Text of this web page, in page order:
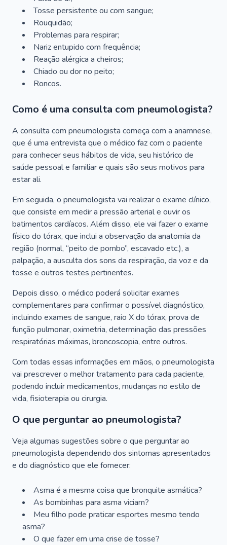
Tosse persistente ou com sangue;
Rouquidão;
Problemas para respirar;
Nariz entupido com frequência;
Reação alérgica a cheiros;
Chiado ou dor no peito;
Roncos.
Como é uma consulta com pneumologista?
A consulta com pneumologista começa com a anamnese,
que é uma entrevista que o médico faz com o paciente
para conhecer seus hábitos de vida, seu histórico de
saúde pessoal e familiar e quais são seus motivos para
estar ali.
Em seguida, o pneumologista vai realizar o exame clínico,
que consiste em medir a pressão arterial e ouvir os
batimentos cardíacos. Além disso, ele vai fazer o exame
físico do tórax, que inclui a observação da anatomia da
região (normal, “peito de pombo”, escavado etc.), a
palpação, a ausculta dos sons da respiração, da voz e da
tosse e outros testes pertinentes.
Depois disso, o médico poderá solicitar exames
complementares para confirmar o possível diagnóstico,
incluindo exames de sangue, raio X do tórax, prova de
função pulmonar, oximetria, determinação das pressões
respiratórias máximas, broncoscopia, entre outros.
Com todas essas informações em mãos, o pneumologista
vai prescrever o melhor tratamento para cada paciente,
podendo incluir medicamentos, mudanças no estilo de
vida, fisioterapia ou cirurgia.
O que perguntar ao pneumologista?
Veja algumas sugestões sobre o que perguntar ao
pneumologista dependendo dos sintomas apresentados
e do diagnóstico que ele fornecer:
Asma é a mesma coisa que bronquite asmática?
As bombinhas para asma viciam?
Meu filho pode praticar esportes mesmo tendo
asma?
O que fazer em uma crise de tosse?